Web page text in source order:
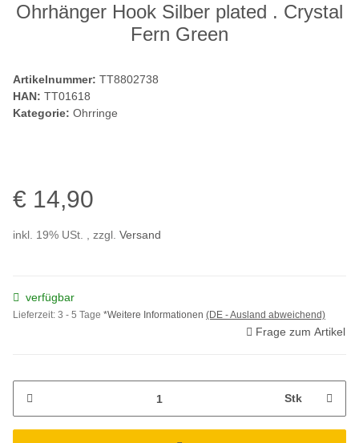
Ohrhänger Hook Silber plated . Crystal
Fern Green
Artikelnummer: TT8802738
HAN: TT01618
Kategorie: Ohrringe
€ 14,90
inkl. 19% USt. , zzgl. Versand
verfügbar
Lieferzeit: 3 - 5 Tage *Weitere Informationen (DE - Ausland abweichend)
Frage zum Artikel
Stk